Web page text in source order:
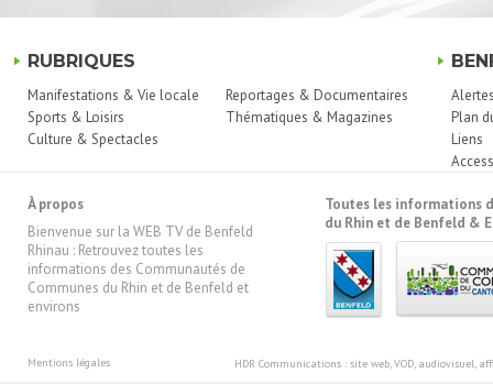
RUBRIQUES
Manifestations & Vie locale
Sports & Loisirs
Culture & Spectacles
Reportages & Documentaires
Thématiques & Magazines
Plan
Liens
À propos
Bienvenue sur la WEB TV de Benfeld
Rhinau : Retrouvez toutes les
informations des Communautés de
Communes du Rhin et de Benfeld et
environs
Toutes les informations
du Rhin et de Benfeld &
Mentions légales HDR Communications : site web, VOD, audiovisuel,